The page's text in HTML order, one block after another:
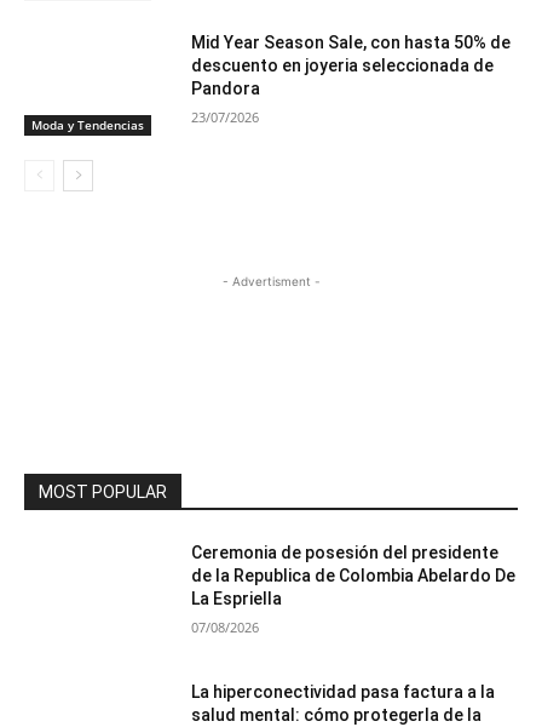
Moda y Tendencias
Mid Year Season Sale, con hasta 50% de
descuento en joyeria seleccionada de
Pandora
23/07/2026
- Advertisment -
MOST POPULAR
Ceremonia de posesión del presidente
de la Republica de Colombia Abelardo De
La Espriella
07/08/2026
La hiperconectividad pasa factura a la
salud mental: cómo protegerla de la